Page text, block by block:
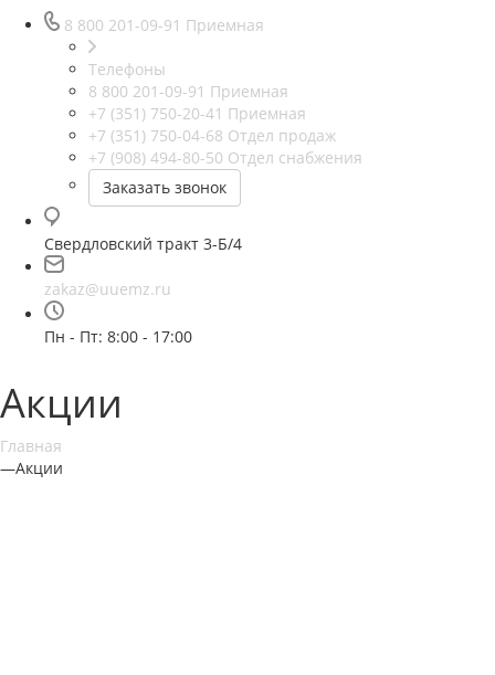
8 800 201-09-91 Приемная
Телефоны
8 800 201-09-91 Приемная
+7 (351) 750-20-41 Приемная
+7 (351) 750-04-68 Отдел продаж
+7 (908) 494-80-50 Отдел снабжения
Заказать звонок
Свердловский тракт 3-Б/4
zakaz@uuemz.ru
Пн - Пт: 8:00 - 17:00
Акции
Главная
—Акции